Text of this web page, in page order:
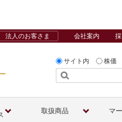
サイト内 株価
法人のお客さま 会社案内
取扱商品 マ